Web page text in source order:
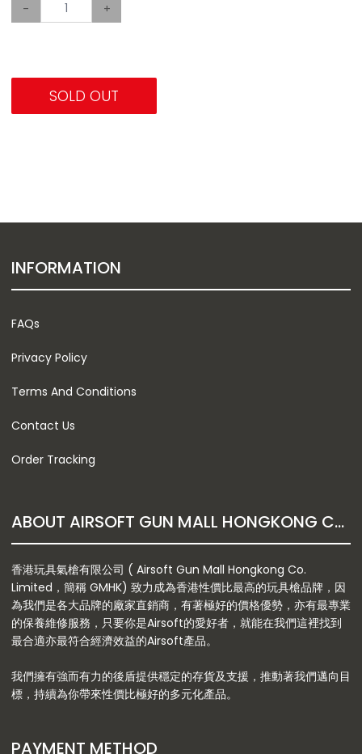
- +
SOLD OUT
INFORMATION
FAQs
Privacy Policy
Terms And Conditions
Contact Us
Order Tracking
ABOUT AIRSOFT GUN MALL HONGKONG CO. LTD
香港玩具氣槍有限公司 ( Airsoft Gun Mall Hongkong Co.
Limited，簡稱 GMHK) 致力成為香港性價比最高的玩具槍品牌，因
為我們是各大品牌的廠家直銷商，有著極好的價格優勢，亦有最專業
的保養維修服務，只要你是Airsoft的愛好者，就能在我們這裡找到
最合適亦最符合經濟效益的Airsoft產品。
我們擁有強而有力的後盾提供穩定的存貨及支援，推動著我們邁向目
標，持續為你帶來性價比極好的多元化產品。
PAYMENT METHOD